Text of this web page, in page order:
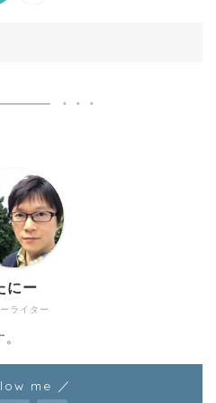
ライター
にー
me ／